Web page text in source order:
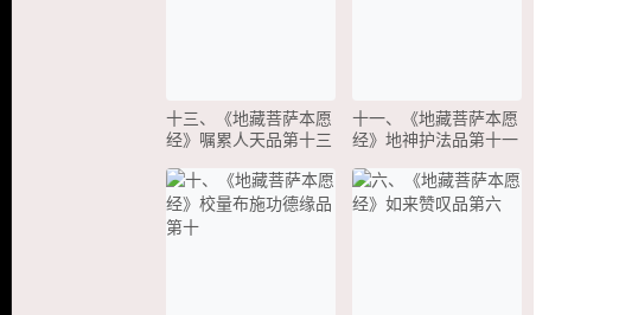
十三、《地藏菩萨本愿
经》嘱累人天品第十三
十一、《地藏菩萨本愿
经》地神护法品第十一